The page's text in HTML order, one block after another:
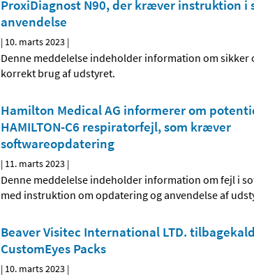
ProxiDiagnost N90, der kræver instruktion i
anvendelse
| 10. marts 2023 |
Denne meddelelse indeholder information om sikker
korrekt brug af udstyret.
Hamilton Medical AG informerer om
HAMILTON-C6 respiratorfejl, som kræver
softwareopdatering
| 11. marts 2023 |
Denne meddelelse indeholder information om fejl i
med instruktion om opdatering og anvendelse af
Beaver Visitec International LTD.
CustomEyes Packs
| 10. marts 2023 |